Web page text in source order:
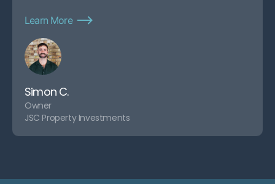
Learn More
Simon C.
Owner
JSC Property Investments